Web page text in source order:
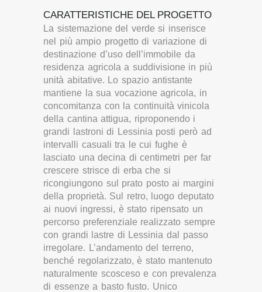
CARATTERISTICHE DEL PROGETTO
La sistemazione del verde si inserisce
nel più ampio progetto di variazione di
destinazione d’uso dell’immobile da
residenza agricola a suddivisione in più
unità abitative. Lo spazio antistante
mantiene la sua vocazione agricola, in
concomitanza con la continuità vinicola
della cantina attigua, riproponendo i
grandi lastroni di Lessinia posti però ad
intervalli casuali tra le cui fughe è
lasciato una decina di centimetri per far
crescere strisce di erba che si
ricongiungono sul prato posto ai margini
della proprietà. Sul retro, luogo deputato
ai nuovi ingressi, è stato ripensato un
percorso preferenziale realizzato sempre
con grandi lastre di Lessinia dal passo
irregolare. L’andamento del terreno,
benché regolarizzato, è stato mantenuto
naturalmente scosceso e con prevalenza
di essenze a basto fusto. Unico